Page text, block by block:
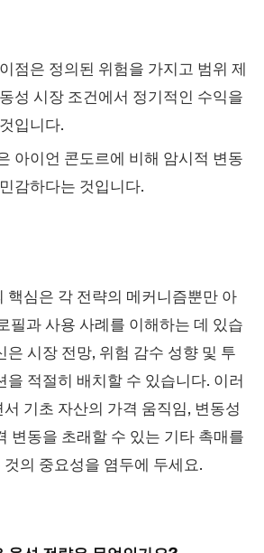
점은 정의된 위험을 가지고 범위 제
성 시장 조건에서 정기적인 수익을
입니다.
아이언 콘도르에 비해 암시적 변동
감하다는 것입니다.
핵심은 각 전략의 메커니즘뿐만 아
필과 사용 사례를 이해하는 데 있습
은 시장 전망, 위험 감수 성향 및 투
을 적절히 배치할 수 있습니다. 이러
기초 자산의 가격 움직임, 변동성
변동을 초래할 수 있는 기타 촉매를
의 중요성을 염두에 두세요.